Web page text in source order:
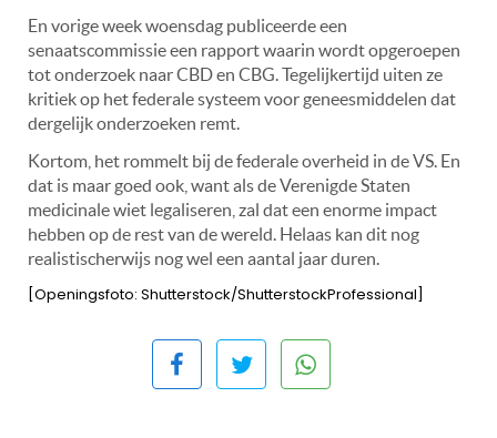
En vorige week woensdag publiceerde een
senaatscommissie een rapport waarin wordt opgeroepen
tot onderzoek naar CBD en CBG. Tegelijkertijd uiten ze
kritiek op het federale systeem voor geneesmiddelen dat
dergelijk onderzoeken remt.
Kortom, het rommelt bij de federale overheid in de VS. En
dat is maar goed ook, want als de Verenigde Staten
medicinale wiet legaliseren, zal dat een enorme impact
hebben op de rest van de wereld. Helaas kan dit nog
realistischerwijs nog wel een aantal jaar duren.
[Openingsfoto: Shutterstock/ShutterstockProfessional]